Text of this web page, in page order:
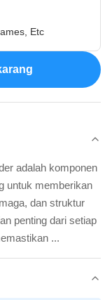
Etc
adalah komponen
untuk memberikan
dan struktur
penting dari setiap
...